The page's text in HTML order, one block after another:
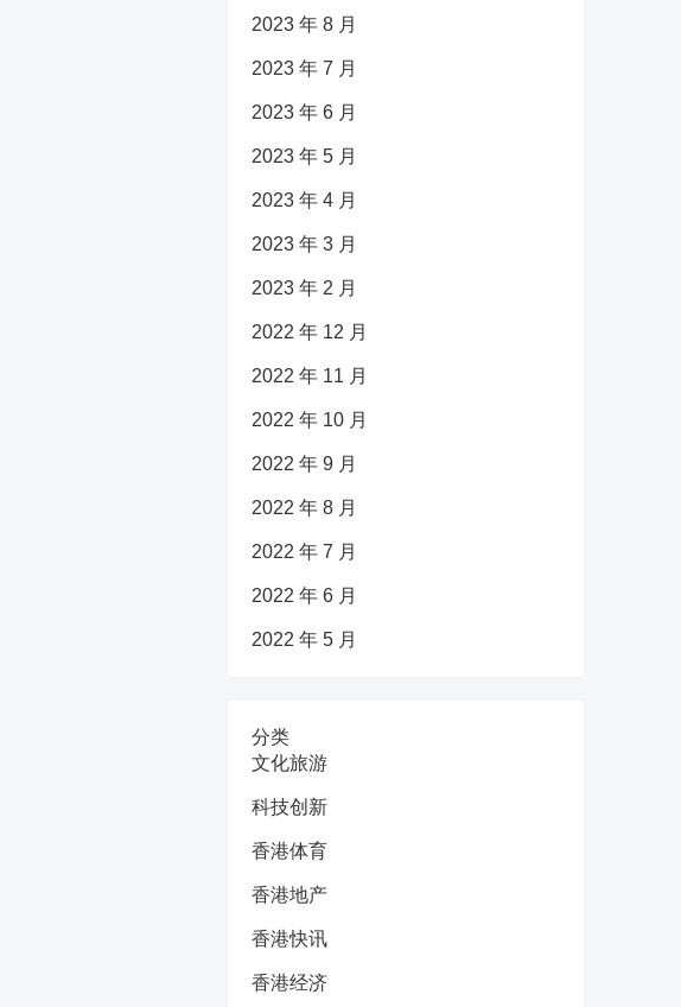
2023 年 8 月
2023 年 7 月
2023 年 6 月
2023 年 5 月
2023 年 4 月
2023 年 3 月
2023 年 2 月
2022 年 12 月
2022 年 11 月
2022 年 10 月
2022 年 9 月
2022 年 8 月
2022 年 7 月
2022 年 6 月
2022 年 5 月
分类
文化旅游
科技创新
香港体育
香港地产
香港快讯
香港经济